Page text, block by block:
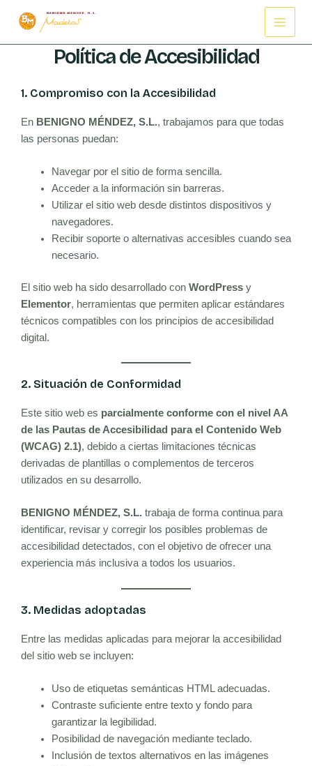
Main
Menu
Política de Accesibilidad
1. Compromiso con la Accesibilidad
En BENIGNO MÉNDEZ, S.L., trabajamos para que todas
las personas puedan:
Navegar por el sitio de forma sencilla.
Acceder a la información sin barreras.
Utilizar el sitio web desde distintos dispositivos y
navegadores.
Recibir soporte o alternativas accesibles cuando sea
necesario.
El sitio web ha sido desarrollado con WordPress y
Elementor, herramientas que permiten aplicar estándares
técnicos compatibles con los principios de accesibilidad
digital.
2. Situación de Conformidad
Este sitio web es parcialmente conforme con el nivel AA
de las Pautas de Accesibilidad para el Contenido Web
(WCAG) 2.1), debido a ciertas limitaciones técnicas
derivadas de plantillas o complementos de terceros
utilizados en su desarrollo.
BENIGNO MÉNDEZ, S.L. trabaja de forma continua para
identificar, revisar y corregir los posibles problemas de
accesibilidad detectados, con el objetivo de ofrecer una
experiencia más inclusiva a todos los usuarios.
3. Medidas adoptadas
Entre las medidas aplicadas para mejorar la accesibilidad
del sitio web se incluyen:
Uso de etiquetas semánticas HTML adecuadas.
Contraste suficiente entre texto y fondo para
garantizar la legibilidad.
Posibilidad de navegación mediante teclado.
Inclusión de textos alternativos en las imágenes